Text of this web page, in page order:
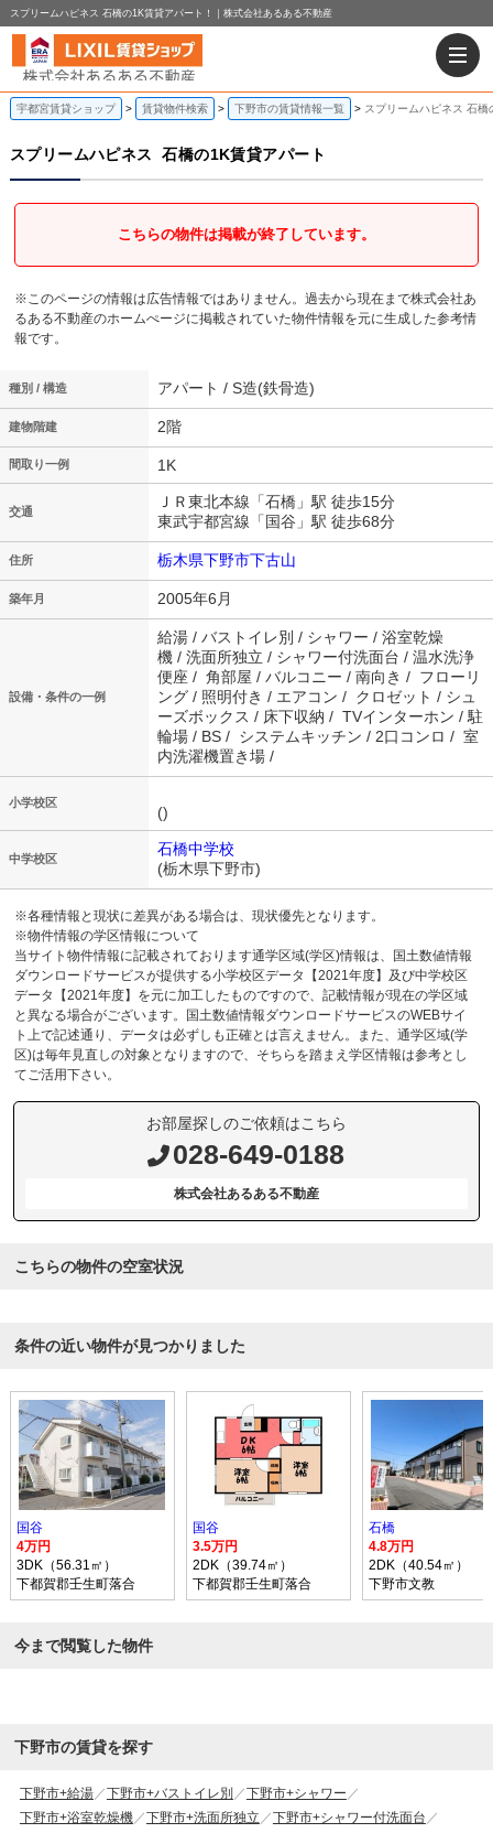
スプリームハピネス 石橋の1K賃貸アパート！｜株式会社あるある不動産
宇都宮賃貸ショップ 賃貸物件検索 下野市の賃貸情報一覧 スプリームハピネス 石
スプリームハピネス 石橋の1K賃貸アパート
こちらの物件は掲載が終了しています。
※このページの情報は広告情報ではありません。過去から現在まで株式会社あ
るある不動産のホームぺージに掲載されていた物件情報を元に生成した参考情
報です。
種別 / 構造 アパート / S造(鉄骨造)
建物階建 2階
間取り一例 1K
交通
ＪＲ東北本線「石橋」駅 徒歩15分
東武宇都宮線「国谷」駅 徒歩68分
住所 栃木県下野市下古山
築年月 2005年6月
設備・条件の一例
給湯 / バストイレ別 / シャワー / 浴室乾燥
機 / 洗面所独立 / シャワー付洗面台 / 温水洗浄
便座 / 角部屋 / バルコニー / 南向き / フローリ
ング / 照明付き / エアコン / クロゼット / シュ
ーズボックス / 床下収納 / TVインターホン / 駐
輪場 / BS / システムキッチン / 2口コンロ / 室
内洗濯機置き場 /
小学校区
()
中学校区
石橋中学校
(栃木県下野市)
※各種情報と現状に差異がある場合は、現状優先となります。
※物件情報の学区情報について
当サイト物件情報に記載されております通学区域(学区)情報は、国土数値情報
ダウンロードサービスが提供する小学校区データ【2021年度】及び中学校区
データ【2021年度】を元に加工したものですので、記載情報が現在の学区域
と異なる場合がございます。国土数値情報ダウンロードサービスのWEBサイ
ト上で記述通り、データは必ずしも正確とは言えません。また、通学区域(学
区)は毎年見直しの対象となりますので、そちらを踏まえ学区情報は参考とし
てご活用下さい。
お部屋探しのご依頼はこちら
028-649-0188
株式会社あるある不動産
こちらの物件の空室状況
条件の近い物件が見つかりました
国谷
4万円
3DK（56.31㎡）
下都賀郡壬生町落合
国谷
3.5万円
2DK（39.74㎡）
下都賀郡壬生町落合
石橋
4.8万円
2DK（40.54㎡）
下野市文教
今まで閲覧した物件
下野市の賃貸を探す
下野市+給湯 下野市+バストイレ別
下野市+シャワー
下野市+浴室乾燥機
下野市+洗面所独立
下野市+シャワー付洗面台